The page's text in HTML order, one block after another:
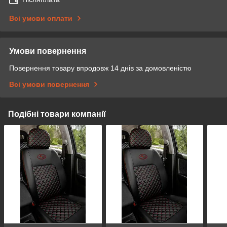
Всі умови оплати
Умови повернення
Повернення товару впродовж 14 днів за домовленістю
Всі умови повернення
Подібні товари компанії